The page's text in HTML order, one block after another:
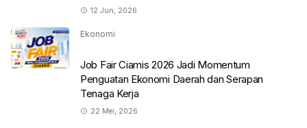
12 Jun, 2026
Ekonomi
Job Fair Ciamis 2026 Jadi Momentum
Penguatan Ekonomi Daerah dan Serapan
Tenaga Kerja
22 Mei, 2026